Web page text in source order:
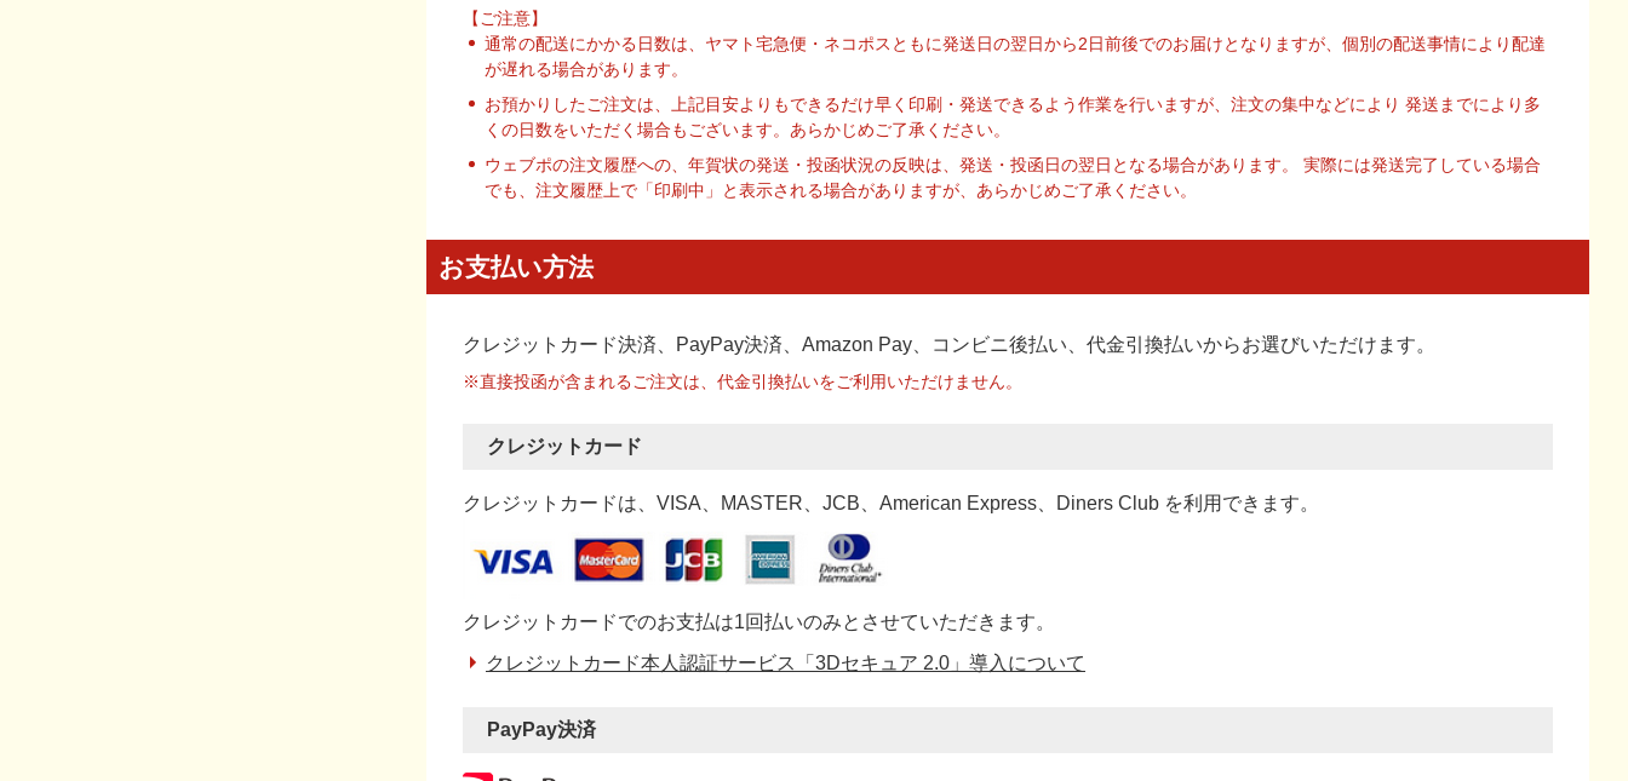
【ご注意】
通常の配送にかかる日数は、ヤマト宅急便・ネコポスともに発送日の翌日から2日前後でのお届けとなりますが、個別の配送事情により配達
が遅れる場合があります。
お預かりしたご注文は、上記目安よりもできるだけ早く印刷・発送できるよう作業を行いますが、注文の集中などにより 発送までにより多
くの日数をいただく場合もございます。あらかじめご了承ください。
ウェブポの注文履歴への、年賀状の発送・投函状況の反映は、発送・投函日の翌日となる場合があります。 実際には発送完了している場合
でも、注文履歴上で「印刷中」と表示される場合がありますが、あらかじめご了承ください。
お支払い方法
クレジットカード決済、PayPay決済 、Amazon Pay、コンビニ後払い、代金引換払いからお選びいただけます。
※直接投函が含まれるご注文は、代金引換払いをご利用いただけません。
クレジットカード
クレジットカードは、VISA、MASTER、JCB、American Express、Diners Club を利用できます。
クレジットカードでのお支払は1回払いのみとさせていただきます。
クレジットカード本人認証サービス「3Dセキュア 2.0」導入について
PayPay決済